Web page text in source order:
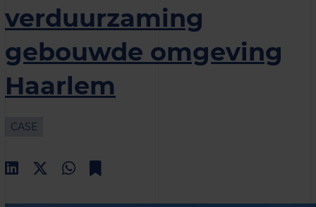
verduurzaming
gebouwde omgeving
Haarlem
CASE